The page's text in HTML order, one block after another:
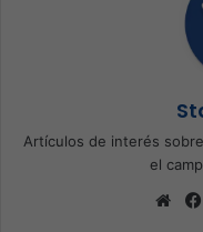
Artículos de interés
el
Sitio